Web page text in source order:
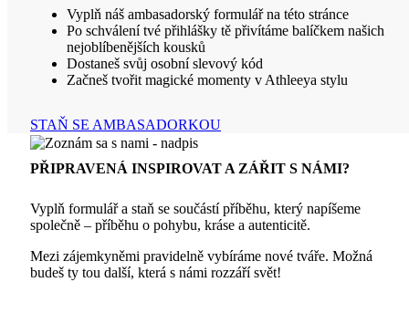
Vyplň náš ambasadorský formulář na této stránce
Po schválení tvé přihlášky tě přivítáme balíčkem našich
nejoblíbenějších kousků
Dostaneš svůj osobní slevový kód
Začneš tvořit magické momenty v Athleeya stylu
STAŇ SE AMBASADORKOU
PŘIPRAVENÁ INSPIROVAT A ZÁŘIT S NÁMI?
Vyplň formulář a staň se součástí příběhu, který napíšeme
společně – příběhu o pohybu, kráse a autenticitě.
Mezi zájemkyněmi pravidelně vybíráme nové tváře. Možná
budeš ty tou další, která s námi rozzáří svět!